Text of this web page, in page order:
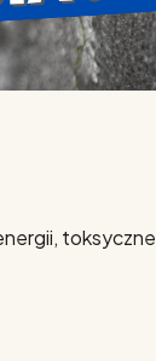
toksyczne